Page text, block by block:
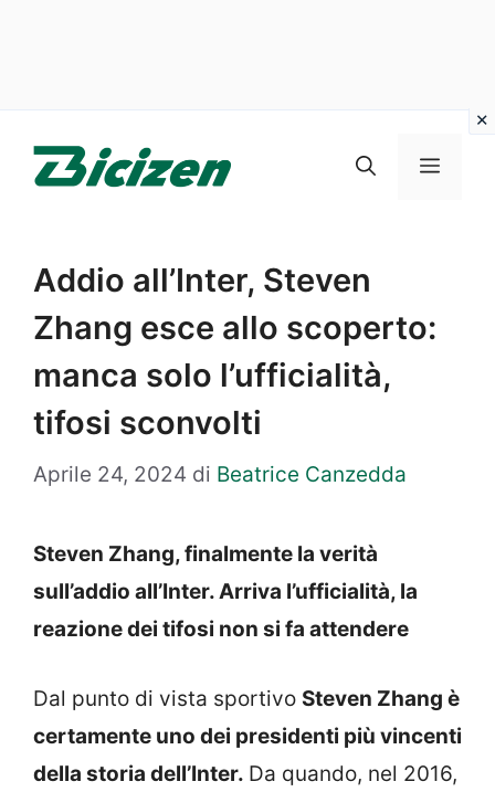
Menu
Addio all’Inter, Steven
Zhang esce allo scoperto:
manca solo l’ufficialità,
tifosi sconvolti
Aprile 24, 2024 di Beatrice Canzedda
Steven Zhang, finalmente la verità
sull’addio all’Inter. Arriva l’ufficialità, la
reazione dei tifosi non si fa attendere
Dal punto di vista sportivo Steven Zhang è
certamente uno dei presidenti più vincenti
della storia dell’Inter. Da quando, nel 2016,